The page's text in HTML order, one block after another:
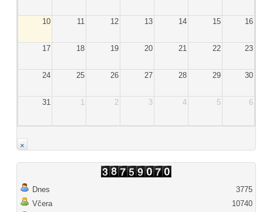
10 11 12 13 14 15 16
17 18 19 20 21 22 23
24 25 26 27 28 29 30
31 1 2 3 4 5 6
×
Dnes
Včera
3775
10740